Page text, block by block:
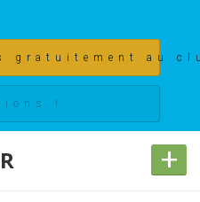
gratuitement au
!
+